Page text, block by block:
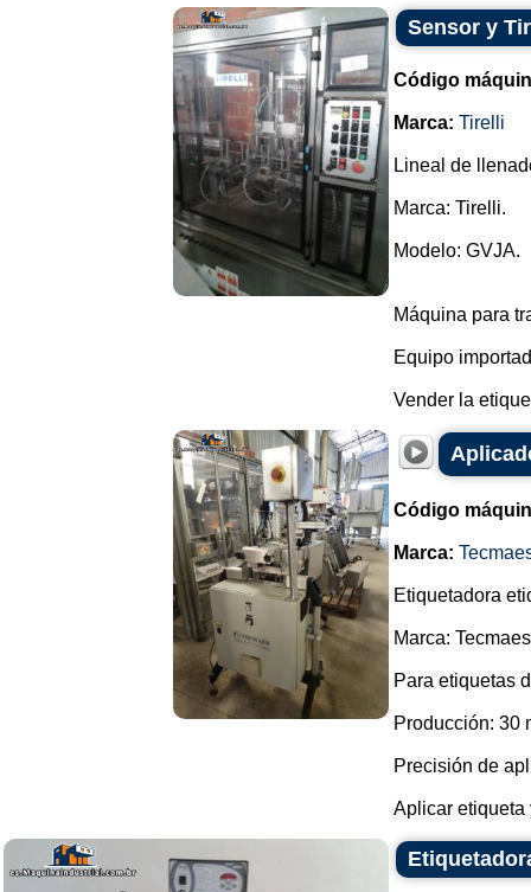
Sensor y
Código
Marca: Tirelli
Lineal de
Marca: Tirelli.
Modelo: GVJA.
Máquina para
Equipo
Vender la
Código
Marca:
Etiquetadora
Marca:
Para etiquetas
Producción: 30
Precisión de
Aplicar etiqueta